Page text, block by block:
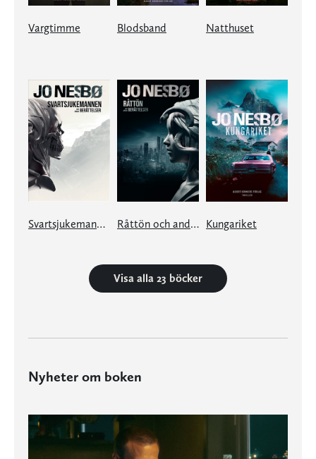
Vargtimme Blodsband Natthuset
Svartsjukemannen och andra berättelser Råttön och andra berättelser Kungariket
Visa alla 23 böcker
Nyheter om boken